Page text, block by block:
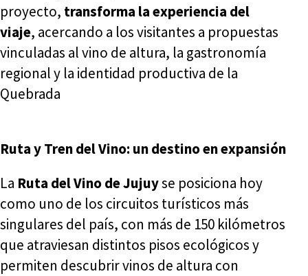
proyecto, transforma la experiencia del
viaje, acercando a los visitantes a propuestas
vinculadas al vino de altura, la gastronomía
regional y la identidad productiva de la
Quebrada
Ruta y Tren del Vino: un destino en expansión
La Ruta del Vino de Jujuyse posiciona hoy
como uno de los circuitos turísticos más
singulares del país, con más de 150 kilómetros
que atraviesan distintos pisos ecológicos y
permiten descubrir vinos de altura con